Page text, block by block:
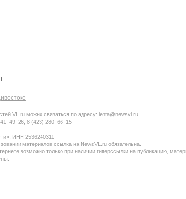
VL.ru можно связаться по адресу: lenta@newsvl.ru
8 (423) 280−66−15
ИНН 2536240311
материалов ссылка на NewsVL.ru обязательна.
возможно только при наличии гиперссылки на публикацию,